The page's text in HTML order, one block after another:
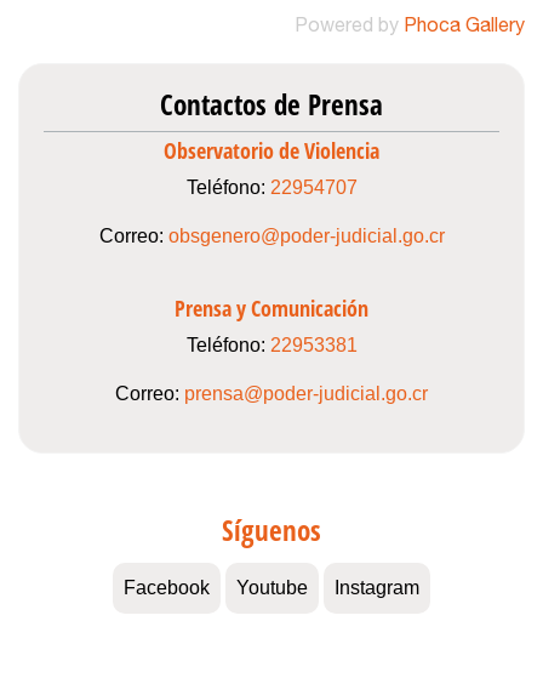
Powered by Phoca Gallery
Contactos de Prensa
Observatorio de Violencia
Teléfono: 22954707
Correo: obsgenero@poder-judicial.go.cr
Prensa y Comunicación
Teléfono: 22953381
Correo: prensa@poder-judicial.go.cr
Síguenos
Facebook Youtube Instagram